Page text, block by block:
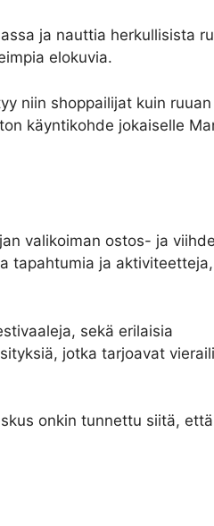
ja nauttia herkullisista
elokuvia.
niin shoppailijat kuin
käyntikohde jokaiselle
valikoiman ostos- ja
tapahtumia ja
sekä erilaisia
jotka tarjoavat
onkin tunnettu siitä,